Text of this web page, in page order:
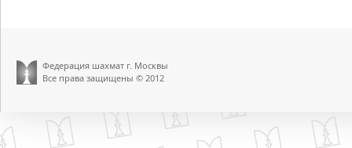
Федерация шахмат г. Москвы
Все права защищены © 2012